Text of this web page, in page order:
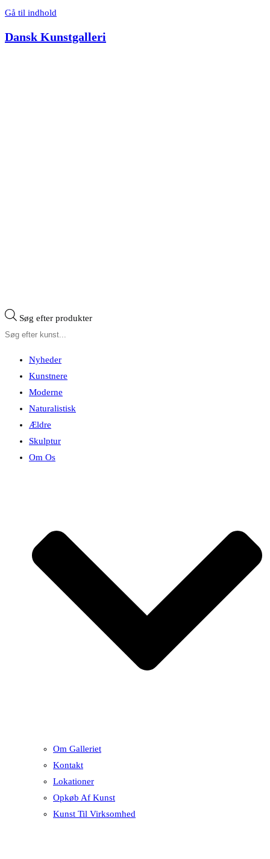
Gå til indhold
Dansk Kunstgalleri
Søg efter produkter
Nyheder
Kunstnere
Moderne
Naturalistisk
Ældre
Skulptur
Om Os
Om Galleriet
Kontakt
Lokationer
Opkøb Af Kunst
Kunst Til Virksomhed